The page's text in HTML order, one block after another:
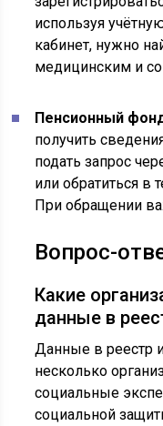
используя
кабинет, нужно
медицинским и
Пенсионный
получить
подать запрос
или обратиться в
При обращении
Вопрос-
Какие
данные в
Данные в реестр
несколько
социальные
социальной